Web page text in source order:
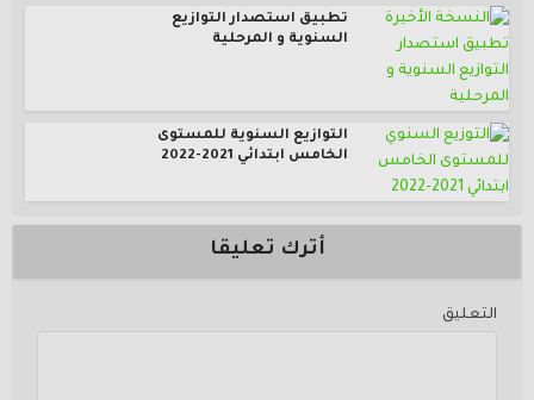
تطبيق استصدار التوازيع
السنوية و المرحلية
التوازيع السنوية للمستوى
الخامس ابتدائي 2021-2022
أترك تعليقا
التعليق